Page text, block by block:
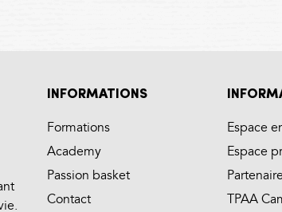
INFORMATIONS
Formations
Academy
Passion basket
Contact
Espace
Espace
TPAA